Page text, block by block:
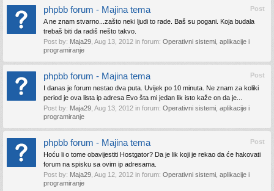
Post
phpbb forum - Majina tema
A ne znam stvarno...zašto neki ljudi to rade. Baš su pogani. Koja budala
trebaš biti da radiš nešto takvo.
Post by: Maja29 Aug 13, 2012 in forum: Operativni sistemi, aplikacije i
programiranje
Post
phpbb forum - Majina tema
I danas je forum nestao dva puta. Uvijek po 10 minuta. Ne znam za koliki
period je ova lista ip adresa Evo šta mi jedan lik isto kaže on da je...
Post by: Maja29 Aug 13, 2012 in forum: Operativni sistemi, aplikacije i
programiranje
Post
phpbb forum - Majina tema
Hoću li o tome obavijestiti Hostgator? Da je lik koji je rekao da će hakovati
forum na spisku sa ovim ip adresama.
Post by: Maja29 Aug 12, 2012 in forum: Operativni sistemi, aplikacije i
programiranje